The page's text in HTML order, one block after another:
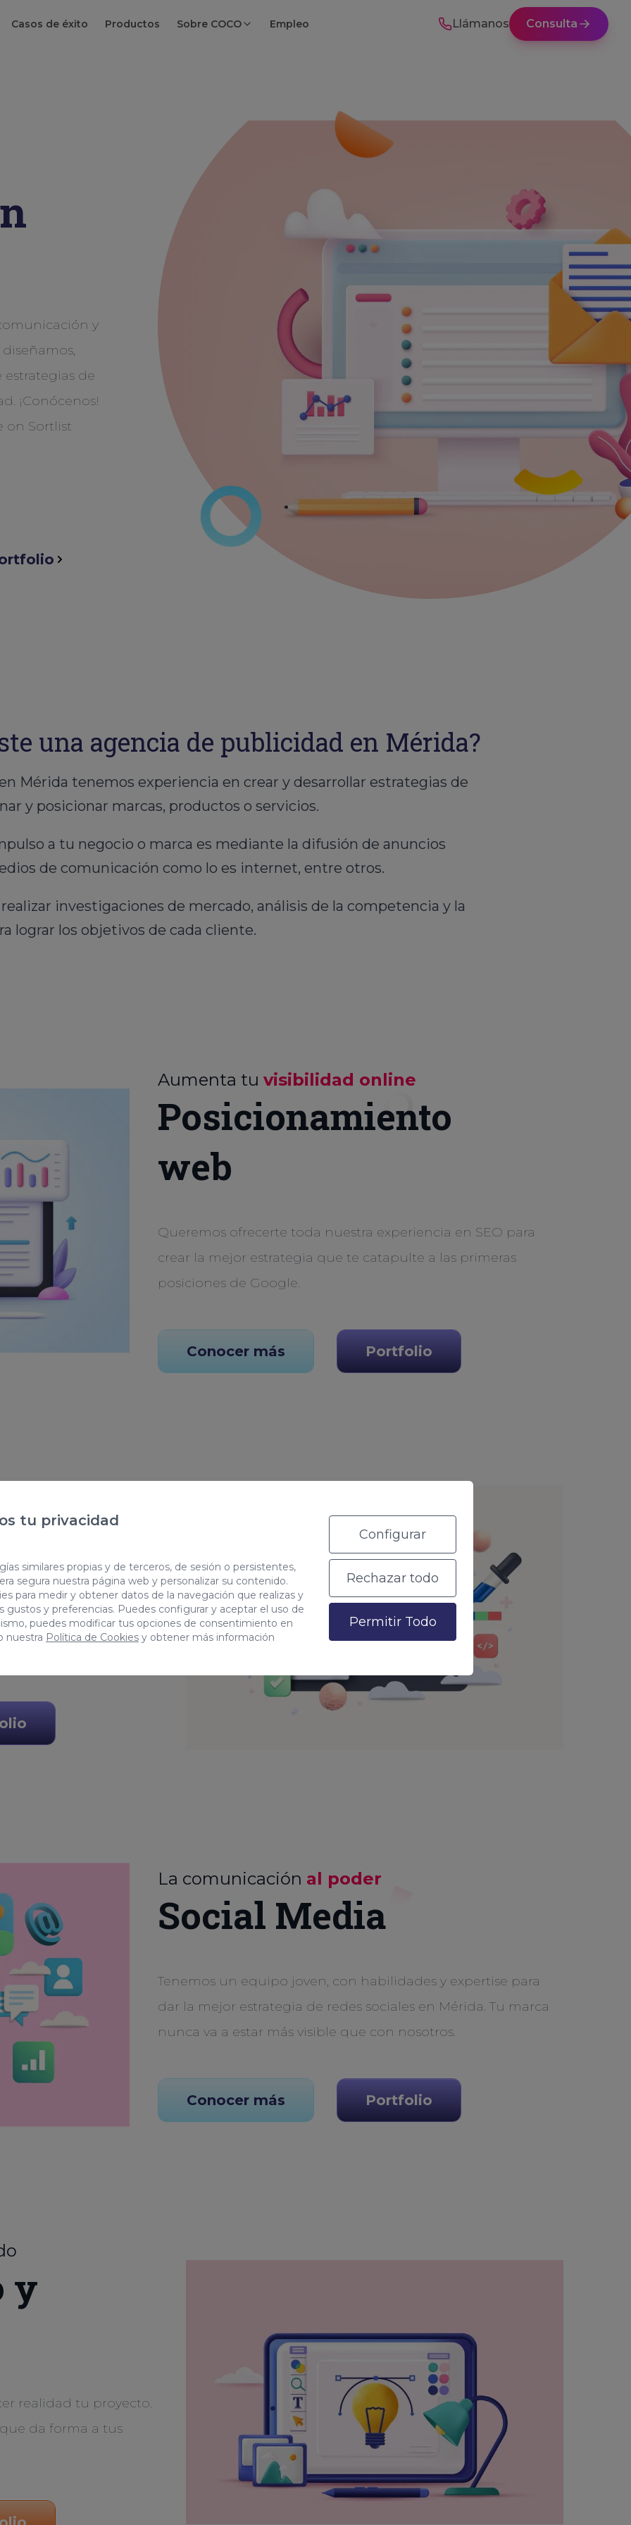
tu privacidad
similares propias y de terceros, de sesión o persistentes,
segura nuestra página web y personalizar su contenido.
para medir y obtener datos de la navegación que realizas y
gustos y preferencias. Puedes configurar y aceptar el uso de
puedes modificar tus opciones de consentimiento en
nuestra Política de Cookies y obtener más información
Configurar
Rechazar todo
Permitir Todo
Casos de éxito Productos Sobre COCO Empleo Llámanos Consulta
y
de
¡Conócenos!
una agencia de publicidad en Mérida?
Mérida tenemos experiencia en crear y desarrollar estrategias de
y posicionar marcas, productos o servicios.
a tu negocio o marca es mediante la difusión de anuncios
de comunicación como lo es internet, entre otros.
investigaciones de mercado, análisis de la competencia y la
lograr los objetivos de cada cliente.
Aumenta tu visibilidad online
Posicionamiento
web
Queremos ofrecerte toda nuestra experiencia en SEO para
crear la mejor estrategia que te catapulte a las primeras
posiciones de Google.
Conocer más Portfolio
el mejor entorno web
de desarrollar
y escalable.
La comunicación al poder
Social Media
Tenemos un equipo joven, con habilidades y expertise para
dar la mejor estrategia de redes sociales en Mérida. Tu marca
nunca va a estar más visible que con nosotros.
Conocer más Portfolio
y
realidad tu proyecto.
da forma a tus